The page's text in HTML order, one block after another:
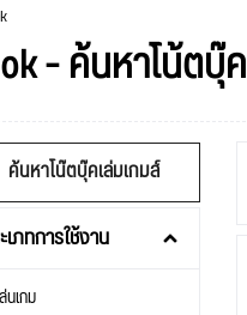
- ค้นหาโน้ตบุ๊ค
ค้นหาโน๊ตบุ๊คเล่มเกมส์
ภทการใช้งาน
นเกม